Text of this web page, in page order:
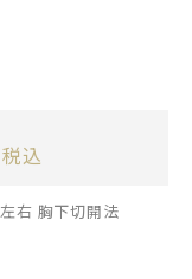
税込
右 胸下切開法